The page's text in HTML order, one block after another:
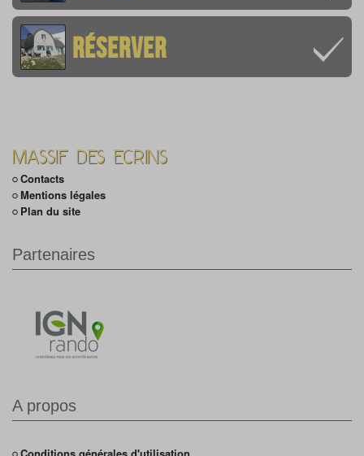
Réserver
MASSIF DES ECRINS
Contacts
Mentions légales
Plan du site
Partenaires
A propos
Conditions générales d'utilisation